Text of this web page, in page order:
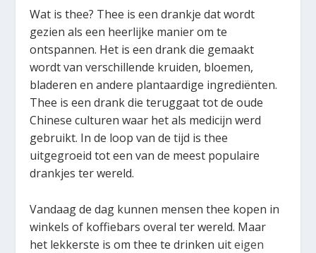
Wat is thee? Thee is een drankje dat wordt
gezien als een heerlijke manier om te
ontspannen. Het is een drank die gemaakt
wordt van verschillende kruiden, bloemen,
bladeren en andere plantaardige ingrediënten.
Thee is een drank die teruggaat tot de oude
Chinese culturen waar het als medicijn werd
gebruikt. In de loop van de tijd is thee
uitgegroeid tot een van de meest populaire
drankjes ter wereld.
Vandaag de dag kunnen mensen thee kopen in
winkels of koffiebars overal ter wereld. Maar
het lekkerste is om thee te drinken uiteigen